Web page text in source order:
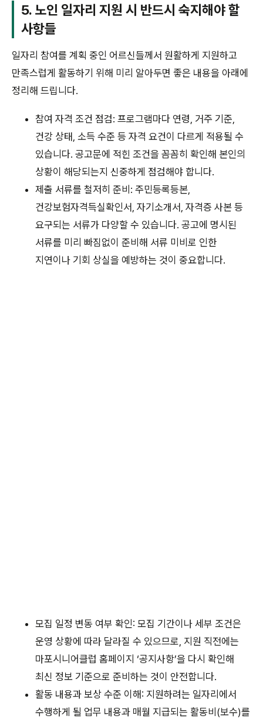
5. 노인 일자리 지원 시 반드시 숙지해야 할
사항들
일자리 참여를 계획 중인 어르신들께서 원활하게 지원하고
만족스럽게 활동하기 위해 미리 알아두면 좋은 내용을 아래에
정리해 드립니다.
참여 자격 조건 점검: 프로그램마다 연령, 거주 기준,
건강 상태, 소득 수준 등 자격 요건이 다르게 적용될 수
있습니다. 공고문에 적힌 조건을 꼼꼼히 확인해 본인의
상황이 해당되는지 신중하게 점검해야 합니다.
제출 서류를 철저히 준비: 주민등록등본,
건강보험자격득실확인서, 자기소개서, 자격증 사본 등
요구되는 서류가 다양할 수 있습니다. 공고에 명시된
서류를 미리 빠짐없이 준비해 서류 미비로 인한
지연이나 기회 상실을 예방하는 것이 중요합니다.
모집 일정 변동 여부 확인: 모집 기간이나 세부 조건은
운영 상황에 따라 달라질 수 있으므로, 지원 직전에는
마포시니어클럽 홈페이지 ‘공지사항’을 다시 확인해
최신 정보 기준으로 준비하는 것이 안전합니다.
활동 내용과 보상 수준 이해: 지원하려는 일자리에서
수행하게 될 업무 내용과 매월 지급되는 활동비(보수)를